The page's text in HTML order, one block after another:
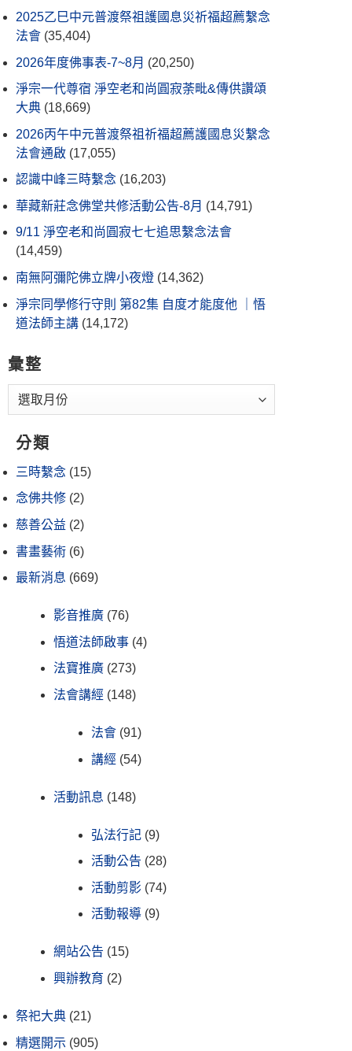
2025乙巳中元普渡祭祖護國息災祈福超薦繫念
法會 (35,404)
2026年度佛事表-7~8月 (20,250)
淨宗一代尊宿 淨空老和尚圓寂荼毗&傳供讚頌
大典 (18,669)
2026丙午中元普渡祭祖祈福超薦護國息災繫念
法會通啟 (17,055)
認識中峰三時繫念 (16,203)
華藏新莊念佛堂共修活動公告-8月 (14,791)
9/11 淨空老和尚圓寂七七追思繫念法會
(14,459)
南無阿彌陀佛立牌小夜燈 (14,362)
淨宗同學修行守則 第82集 自度才能度他 ｜悟
道法師主講 (14,172)
彙整
分類
三時繫念 (15)
念佛共修 (2)
慈善公益 (2)
書畫藝術 (6)
最新消息 (669)
影音推廣 (76)
悟道法師啟事 (4)
法寶推廣 (273)
法會講經 (148)
法會 (91)
講經 (54)
活動訊息 (148)
弘法行記 (9)
活動公告 (28)
活動剪影 (74)
活動報導 (9)
網站公告 (15)
興辦教育 (2)
祭祀大典 (21)
精選開示 (905)